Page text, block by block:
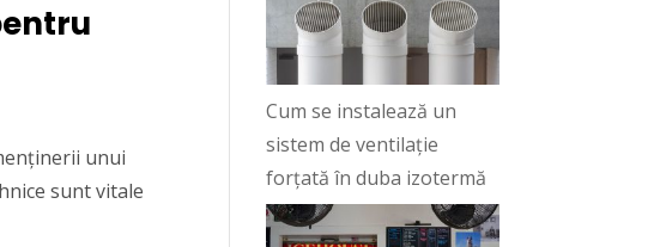
unui
sunt vitale
Cum se instalează un
sistem de ventilație
forțată în duba izotermă